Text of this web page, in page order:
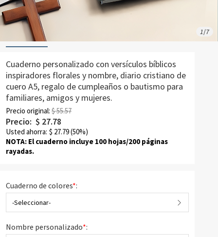
1/7
Cuaderno personalizado con versículos bíblicos
inspiradores florales y nombre, diario cristiano de
cuero A5, regalo de cumpleaños o bautismo para
familiares, amigos y mujeres.
Precio original: $ 55.57
Precio: $ 27.78
Usted ahorra: $ 27.79(50%)
NOTA: El cuaderno incluye 100 hojas/200 páginas
rayadas.
Cuaderno de colores*:
-Seleccionar-
Nombre personalizado*: